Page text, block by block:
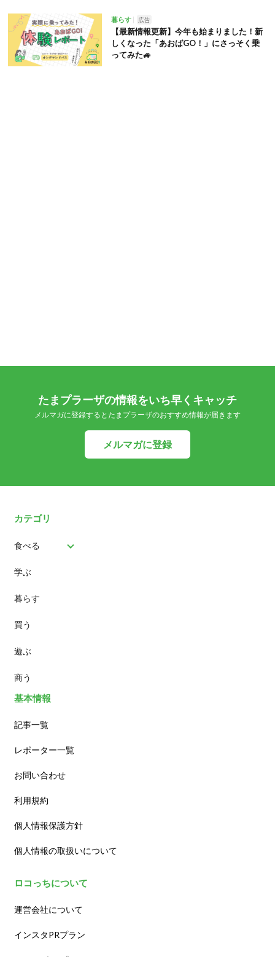
暮らす 広告
【最新情報更新】今年も始まりました！新
しくなった「あおばGO！」にさっそく乗
ってみた🚙
たまプラーザの情報をいち早くキャッチ
メルマガに登録するとたまプラーザのおすすめ情報が届きます
メルマガに登録
カテゴリ
食べる
パン
スイーツ
ランチ
カフェ
学ぶ
暮らす
買う
遊ぶ
商う
基本情報
記事一覧
レポーター一覧
お問い合わせ
利用規約
個人情報保護方針
個人情報の取扱いについて
ロコっちについて
運営会社について
インスタPRプラン